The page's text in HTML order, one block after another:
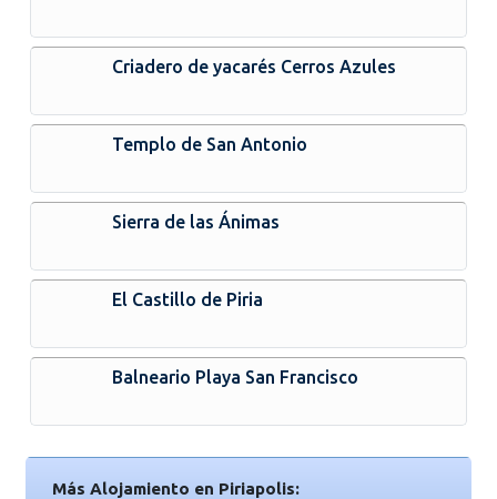
Criadero de yacarés Cerros Azules
Templo de San Antonio
Sierra de las Ánimas
El Castillo de Piria
Balneario Playa San Francisco
Más Alojamiento en Piriapolis: